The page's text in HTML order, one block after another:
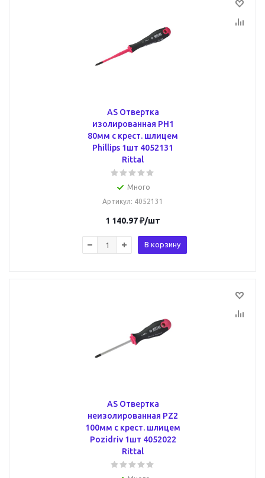
AS Отвертка
изолированная PH1
80мм с крест. шлицем
Phillips 1шт 4052131
Rittal
Много
Артикул: 4052131
1 140.97₽/шт
В корзину
AS Отвертка
неизолированная PZ2
100мм с крест. шлицем
Pozidriv 1шт 4052022
Rittal